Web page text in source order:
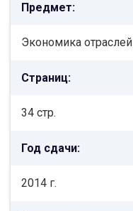
Предмет:
Экономика отраслей
Страниц:
34 стр.
Год сдачи:
2014 г.